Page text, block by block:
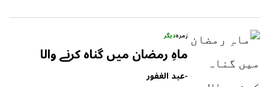
زمرہدیگر
ماہِ رمضان میں گناہ کرنے والا
-عبد الغفور